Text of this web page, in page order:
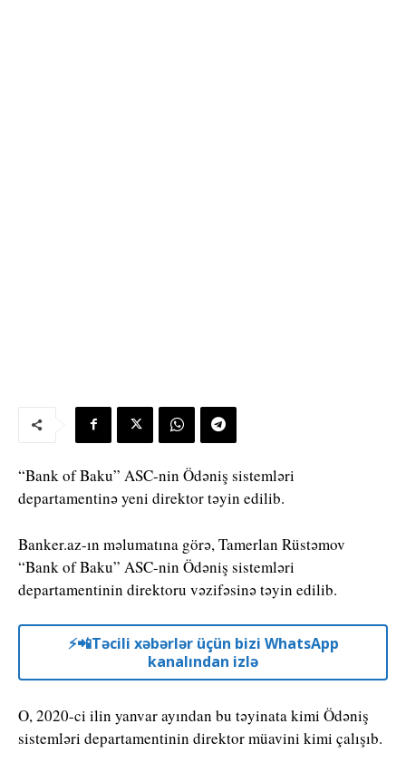
“Bank of Baku” ASC-nin Ödəniş sistemləri
departamentinə yeni direktor təyin edilib.
Banker.az-ın məlumatına görə, Tamerlan Rüstəmov
“Bank of Baku” ASC-nin Ödəniş sistemləri
departamentinin direktoru vəzifəsinə təyin edilib.
⚡️📲Təcili xəbərlər üçün bizi WhatsApp
kanalından izlə
O, 2020-ci ilin yanvar ayından bu təyinata kimi Ödəniş
sistemləri departamentinin direktor müavini kimi çalışıb.